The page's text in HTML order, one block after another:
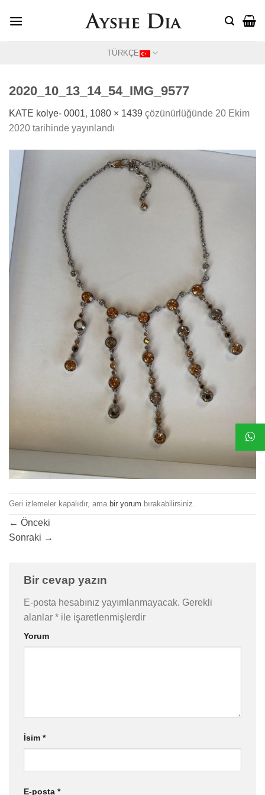
TÜRKÇE
2020_10_13_14_54_IMG_9577
KATE kolye- 0001, 1080 × 1439 çözünürlüğünde 20 Ekim
2020 tarihinde yayınlandı
Geri izlemeler kapalıdır, ama bir yorum bırakabilirsiniz.
← Önceki
Sonraki →
Bir cevap yazın
E-posta hesabınız yayımlanmayacak. Gerekli
alanlar * ile işaretlenmişlerdir
Yorum
İsim *
E-posta *